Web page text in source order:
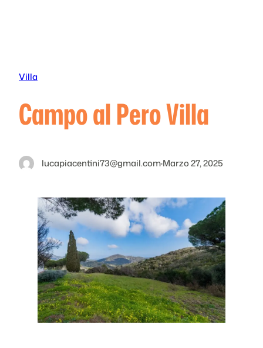
Villa
Campo al Pero Villa
lucapiacentini73@gmail.com·Marzo 27, 2025